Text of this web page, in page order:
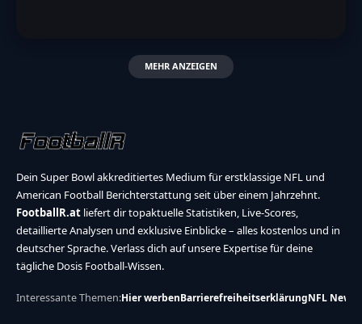
MEHR ANZEIGEN
Dein Super Bowl akkreditiertes Medium für erstklassige NFL und
American Football Berichterstattung seit über einem Jahrzehnt.
FootballR.at liefert dir topaktuelle Statistiken, Live-Scores,
detaillierte Analysen und exklusive Einblicke – alles kostenlos und in
deutscher Sprache. Verlass dich auf unsere Expertise für deine
tägliche Dosis Football-Wissen.
Interessante Themen:Hier werbenBarrierefreiheitserklärungNFL News